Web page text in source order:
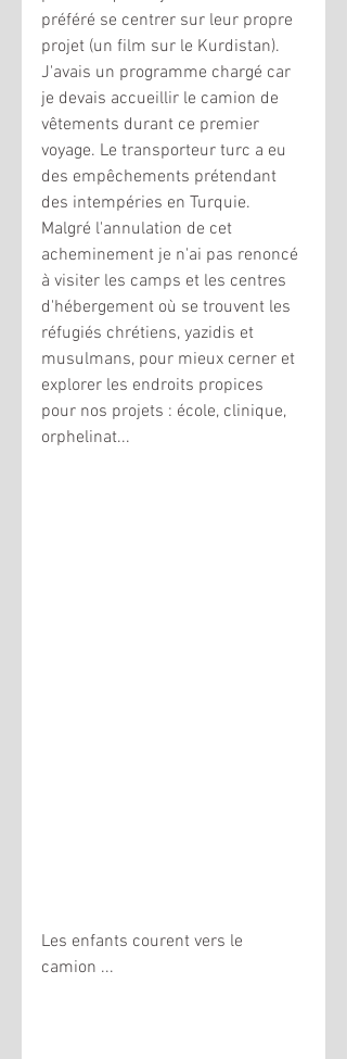
préféré se centrer sur leur propre
projet (un film sur le Kurdistan).
J'avais un programme chargé car
je devais accueillir le camion de
vêtements durant ce premier
voyage. Le transporteur turc a eu
des empêchements prétendant
des intempéries en Turquie.
Malgré l'annulation de cet
acheminement je n'ai pas renoncé
à visiter les camps et les centres
d'hébergement où se trouvent les
réfugiés chrétiens, yazidis et
musulmans, pour mieux cerner et
explorer les endroits propices
pour nos projets : école, clinique,
orphelinat...
Les enfants courent vers le
camion ...